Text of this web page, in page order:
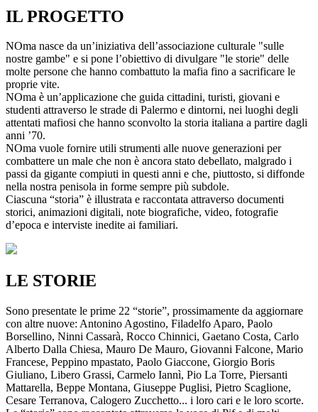
IL PROGETTO
NOma nasce da un’iniziativa dell’associazione culturale "sulle
nostre gambe" e si pone l’obiettivo di divulgare "le storie" delle
molte persone che hanno combattuto la mafia fino a sacrificare le
proprie vite.
NOma è un’applicazione che guida cittadini, turisti, giovani e
studenti attraverso le strade di Palermo e dintorni, nei luoghi degli
attentati mafiosi che hanno sconvolto la storia italiana a partire dagli
anni ’70.
NOma vuole fornire utili strumenti alle nuove generazioni per
combattere un male che non è ancora stato debellato, malgrado i
passi da gigante compiuti in questi anni e che, piuttosto, si diffonde
nella nostra penisola in forme sempre più subdole.
Ciascuna “storia” è illustrata e raccontata attraverso documenti
storici, animazioni digitali, note biografiche, video, fotografie
d’epoca e interviste inedite ai familiari.
LE STORIE
Sono presentate le prime 22 “storie”, prossimamente da aggiornare
con altre nuove: Antonino Agostino, Filadelfo Aparo, Paolo
Borsellino, Ninni Cassarà, Rocco Chinnici, Gaetano Costa, Carlo
Alberto Dalla Chiesa, Mauro De Mauro, Giovanni Falcone, Mario
Francese, Peppino mpastato, Paolo Giaccone, Giorgio Boris
Giuliano, Libero Grassi, Carmelo Iannì, Pio La Torre, Piersanti
Mattarella, Beppe Montana, Giuseppe Puglisi, Pietro Scaglione,
Cesare Terranova, Calogero Zucchetto... i loro cari e le loro scorte.